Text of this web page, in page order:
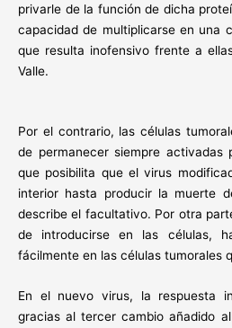
privarle de la función de dicha
capacidad de multiplicarse en una
que resulta inofensivo frente a
Valle.
Por el contrario, las células
de permanecer siempre activadas
que posibilita que el virus
interior hasta producir la muerte
describe el facultativo. Por otra
de introducirse en las células,
fácilmente en las células tumorales
En el nuevo virus, la respuesta
gracias al tercer cambio añadido